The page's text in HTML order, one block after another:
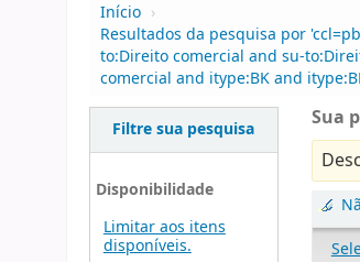
Início ›
Resultados da pesquisa por
to:Direito comercial and su-
comercial and itype:BK and
Filtre sua pesquisa
Disponibilidade
Limitar aos itens
disponíveis.
Sua